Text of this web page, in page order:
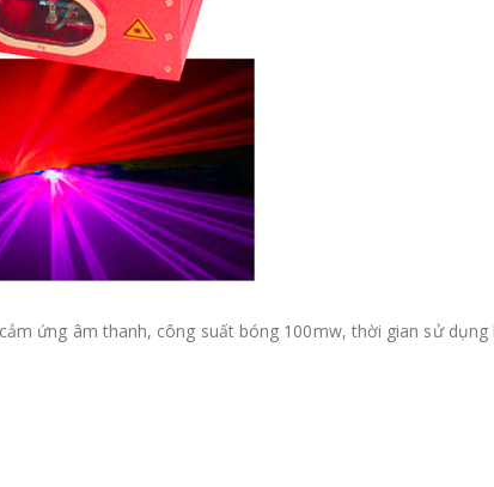
ứng âm thanh, công suất bóng 100mw, thời gian sử dụng